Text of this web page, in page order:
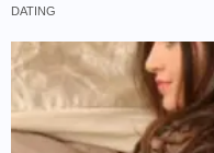
DATING